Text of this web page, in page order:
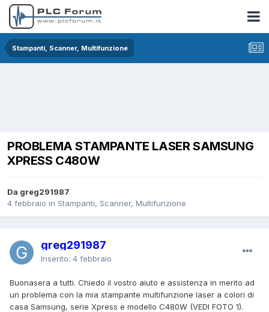
Stampanti, Scanner, Multifunzione
PROBLEMA STAMPANTE LASER SAMSUNG
XPRESS C480W
Da greg291987
4 febbraio in Stampanti, Scanner, Multifunzione
greg291987
Inserito: 4 febbraio
Buonasera a tutti. Chiedo il vostro aiuto e assistenza in merito ad
un problema con la mia stampante multifunzione laser a colori di
casa Samsung, serie Xpress e modello C480W (VEDI FOTO 1).